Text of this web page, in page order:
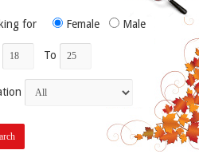
for Female Male
To